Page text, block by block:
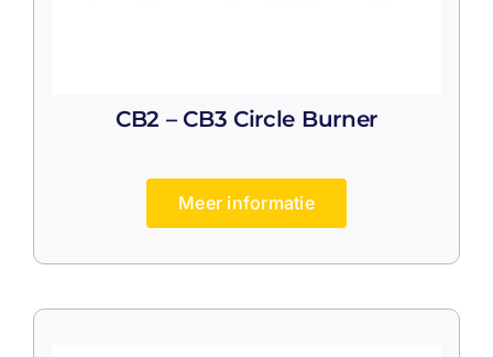
CB2 – CB3 Circle Burner
Meer informatie